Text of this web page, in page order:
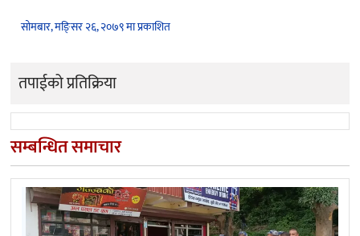
सोमबार, मङि्सर २६, २०७९ मा प्रकाशित
तपाईको प्रतिक्रिया
सम्बन्धित समाचार